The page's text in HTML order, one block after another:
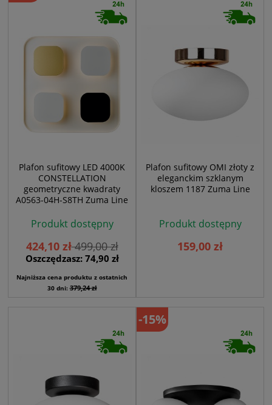
Plafon sufitowy LED 4000K
CONSTELLATION
geometryczne kwadraty
A0563-04H-S8TH Zuma Line
Produkt dostępny
424,10 zł499,00 zł
Oszczędzasz: 74,90 zł
Najniższa cena produktu z ostatnich
30 dni:379,24 zł
Plafon sufitowy OMI złoty z
eleganckim szklanym
kloszem 1187 Zuma Line
Produkt dostępny
159,00 zł
-15%